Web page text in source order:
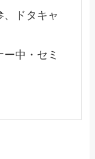
、ドタキャ
中・セミ